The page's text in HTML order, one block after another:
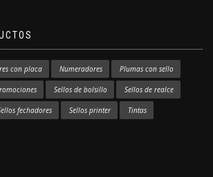
con placa Numeradores Plumas con sello
Sellos de bolsillo Sellos de realce
fechadores Sellos printer Tintas